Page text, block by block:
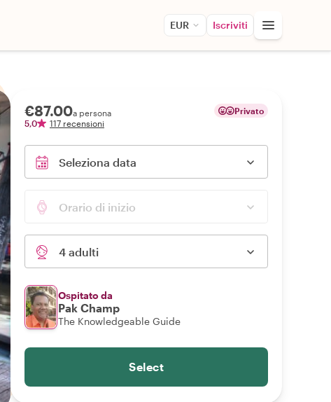
EUR Iscriviti
€87.00a persona
5,0
117 recensioni
Privato
Seleziona data
Orario di inizio
4 adulti
Ospitato da
Pak Champ
The Knowledgeable Guide
Select